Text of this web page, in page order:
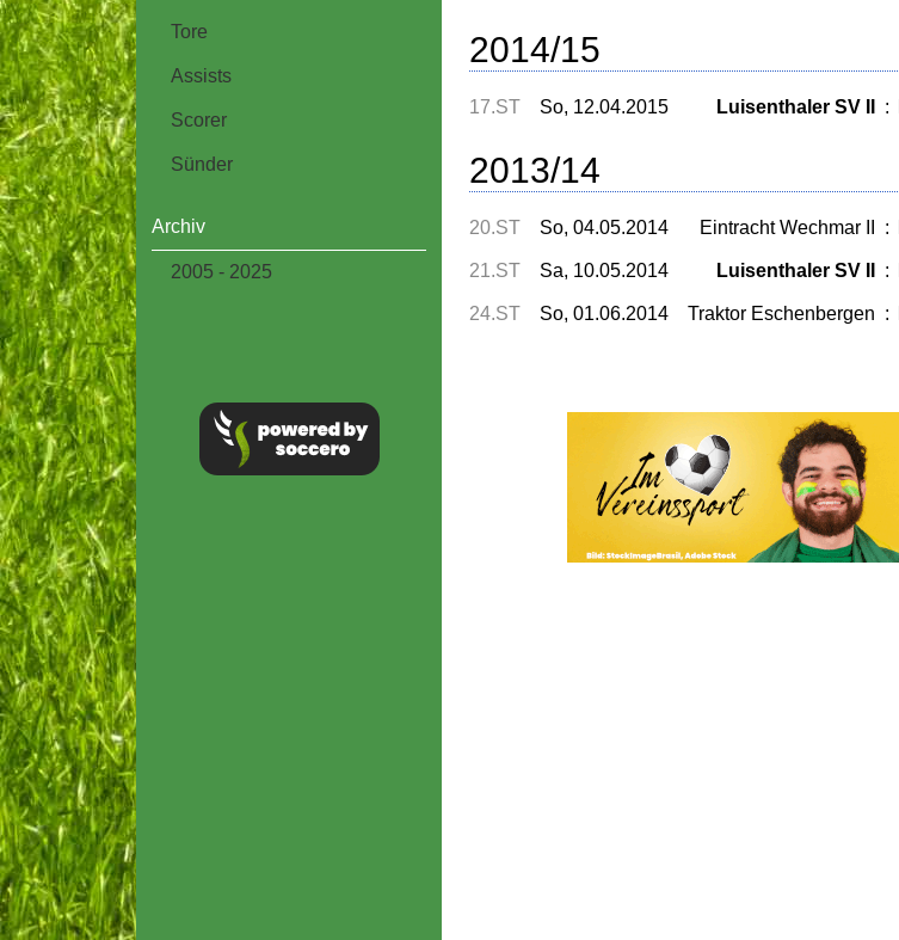
Tore
Assists
Scorer
Sünder
Archiv
2005 - 2025
2014/15
17.ST So, 12.04.2015 Luisenthaler SV II :
2013/14
20.ST So, 04.05.2014 Eintracht Wechmar II :
21.ST Sa, 10.05.2014 Luisenthaler SV II :
24.ST So, 01.06.2014 Traktor Eschenbergen :